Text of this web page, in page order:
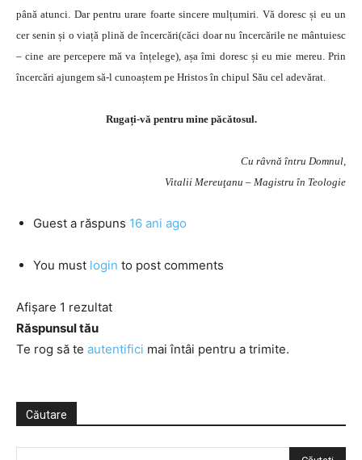
până atunci. Dar pentru urare foarte sincere mulțumiri. Vă doresc și eu un
cer senin și o viață plină de încercări(căci doar nu încercările ne mântuiesc
– cine are percepere mă va înțelege), așa îmi doresc și eu mie mereu. Prin
încercări ajungem să-l cunoaștem pe Hristos în chipul Său cel adevărat.
Rugați-vă pentru mine păcătosul.
Cu râvnă întru Domnul,
Vitalii Mereuţanu – Magistru în Teologie
Guest a răspuns 16 ani ago
You must login to post comments
Afișare 1 rezultat
Răspunsul tău
Te rog să te autentifici mai întâi pentru a trimite.
Căutare